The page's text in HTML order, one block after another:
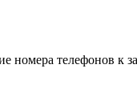
номера телефонов к